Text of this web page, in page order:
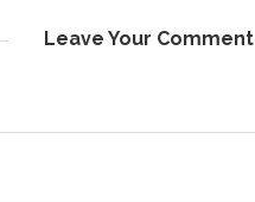
Leave Your Comment